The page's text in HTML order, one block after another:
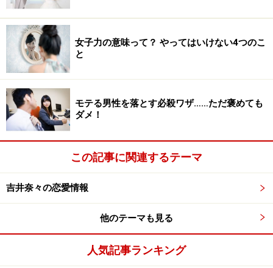
コミュニケーションは、ちょっと「ひと手間」をプラス
するだけで、今後のつながりが変わっていくものです。
相手の投稿を読んで、「わぁ、素敵♪」「行ってみた
い！」「食べてみたい！」などとちょっとでも思った
ら、その生まれた感情を「相手へのコメント」にして、
相手へのプレゼントに変えるクセをつけていきましょ
2.良いコメントって？悪いコメントって？
女子力の意味って？ やってはいけない4つのこ
と
モテる男性を落とす必殺ワザ……ただ褒めても
ダメ！
この記事に関連するテーマ
吉井奈々の恋愛情報
他のテーマも見る
人気記事ランキング